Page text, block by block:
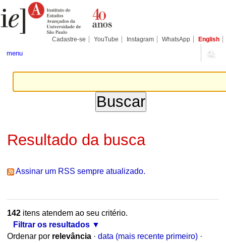
para
conteúdo.
Pessoais
Cadastre-se YouTube Instagram WhatsApp English
menu
Resultado da busca
Assinar um RSS sempre atualizado.
142itens atendem ao seu critério.
Filtrar os resultados
Ordenar por relevância · data (mais recente primeiro) ·